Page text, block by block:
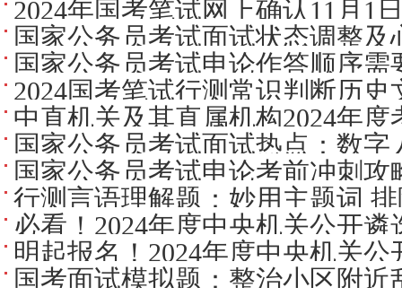
及准考证打印咨询电话
2024年国考笔试网上确认11月1
国家公务员考试面试状态调整及
国家公务员考试申论作答顺序需
2024国考笔试行测常识判断历
医
中直机关及其直属机构2024年
考区现场确认及最低生活保障家
国家公务员考试面试热点：数
化之美
国家公务员考试申论考前冲刺攻
行测言语理解题：妙用主题词
必看！2024年度中央机关公开
指南
明起报名！2024年度中央机关
317人！
国考面试模拟题：整治小区附近